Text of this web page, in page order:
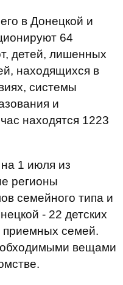
в Донецкой и
64
детей, лишенных
находящихся в
системы
и
находятся 1223
1 июля из
регионы
семейного типа и
- 22 детских
приемных семей.
вещами